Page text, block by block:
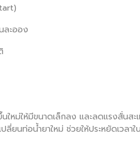
ละออง
ม่ให้มีขนาดเล็กลง และลดแรงสั่นสะ
ปลี่ยนท่อน้ำยาใหม่ ช่วยให้ประหยัด